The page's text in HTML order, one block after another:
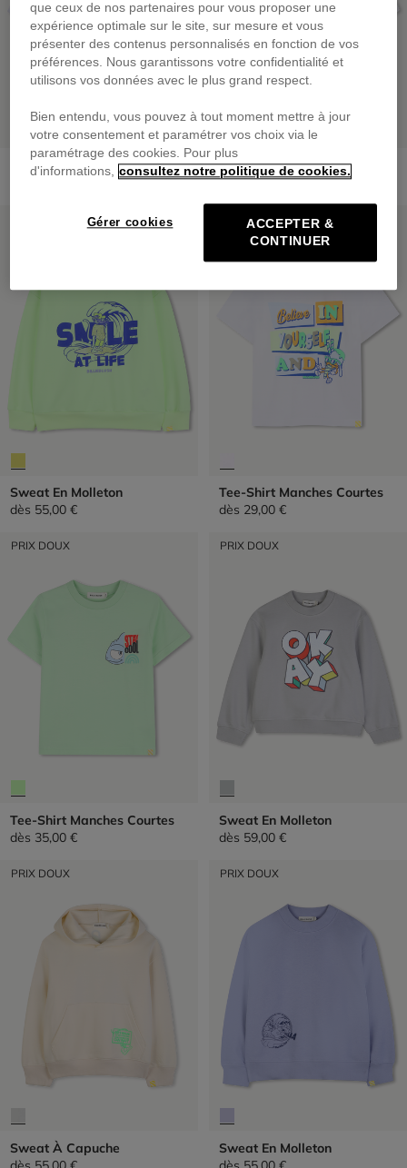
Tee-Shirt Manches Courtes
Tee-Shirt Manches Courtes
dès25,00 €
Sweat En Molleton
dès 55,00 €
PRIX DOUX
Tee-Shirt Manches Courtes
dès 29,00 €
PRIX DOUX
Tee-Shirt Manches Courtes
dès 35,00 €
PRIX DOUX
Sweat En Molleton
dès 59,00 €
PRIX DOUX
Sweat À Capuche
PRIX DOUX
Sweat En Molleton
que ceux de nos partenaires pour vous proposer une
expérience optimale sur le site, sur mesure et vous
présenter des contenus personnalisés en fonction de vos
préférences. Nous garantissons votre confidentialité et
utilisons vos données avec le plus grand respect.
Bien entendu, vous pouvez à tout moment mettre à jour
votre consentement et paramétrer vos choix via le
paramétrage des cookies. Pour plus
d'informations, consultez notre politique de cookies.
Gérer cookies
ACCEPTER &
CONTINUER